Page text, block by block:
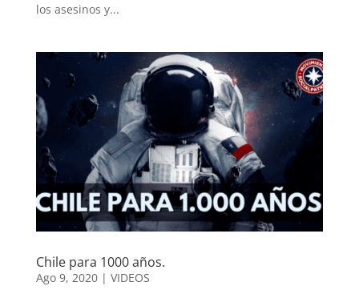
los asesinos y...
Chile para 1000 años.
Ago 9, 2020| VIDEOS